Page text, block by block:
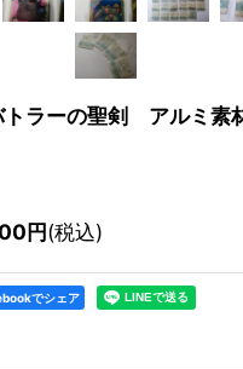
トラーの聖剣 アルミ
円(税込)
でシェア